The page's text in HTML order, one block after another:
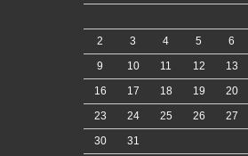
2
3 4 5 6
9
10 11 12 13
16
17 18 19 20
23
24 25 26 27
30
31